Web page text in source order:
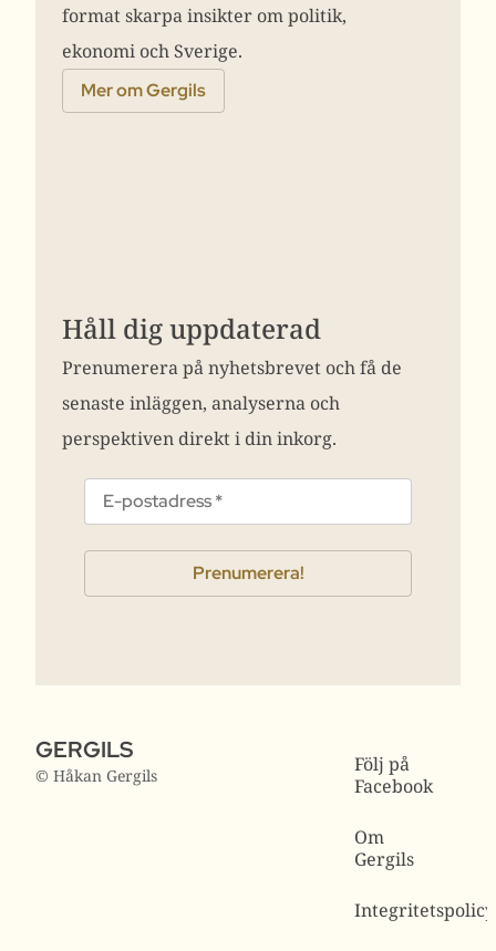
format skarpa insikter om politik,
ekonomi och Sverige.
Mer om Gergils
Håll dig uppdaterad
Prenumerera på nyhetsbrevet och få de
senaste inläggen, analyserna och
perspektiven direkt i din inkorg.
GERGILS
© Håkan Gergils
Följ på
Facebook
Om
Gergils
Integritetspolicy